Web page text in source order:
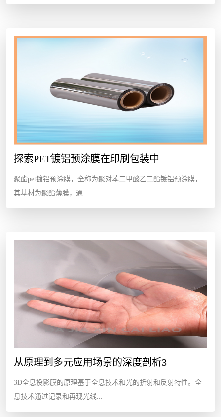
探索PET镀铝预涂膜在印刷包装中
聚酯pet镀铝预涂膜，全称为聚对苯二甲酸乙二酯镀铝预涂膜，
其基材为聚酯薄膜，通...
从原理到多元应用场景的深度剖析3
3D全息投影膜的原理基于全息技术和光的折射和反射特性。全
息技术通过记录和再现光线...